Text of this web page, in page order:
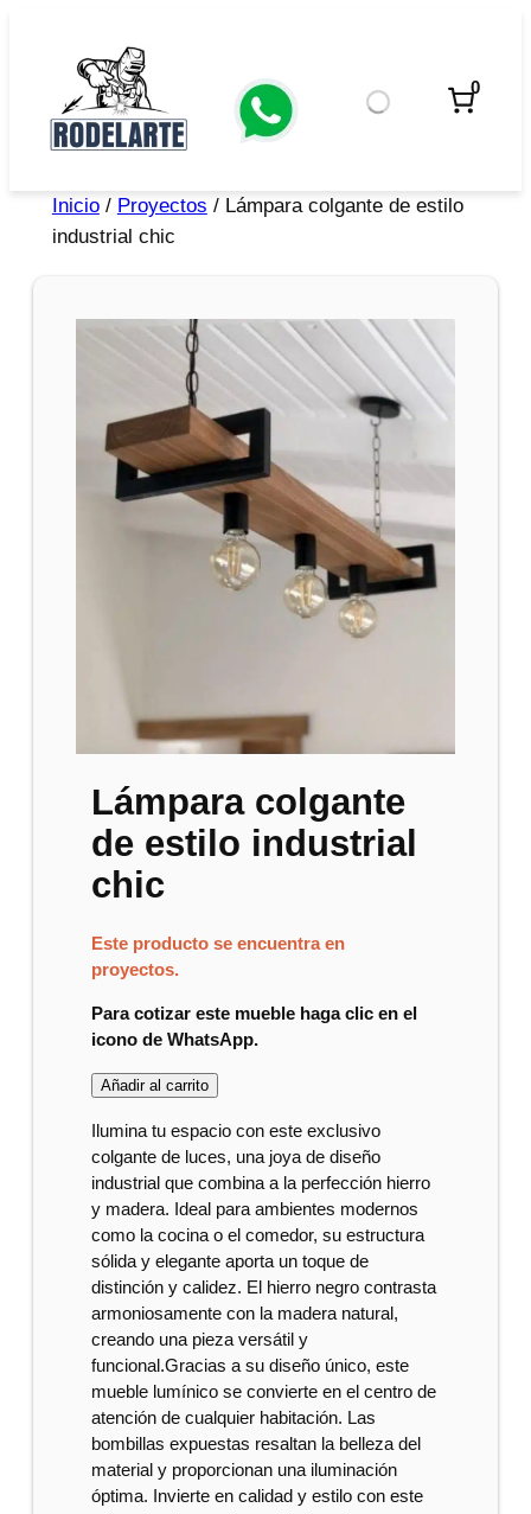
0
Inicio/ Proyectos / Lámpara colgante de estilo
industrial chic
Lámpara colgante
de estilo industrial
chic
Este producto se encuentra en
proyectos.
Para cotizar este mueble haga clic en el
icono de WhatsApp.
Añadir al carrito
Ilumina tu espacio con este exclusivo
colgante de luces, una joya de diseño
industrial que combina a la perfección hierro
y madera. Ideal para ambientes modernos
como la cocina o el comedor, su estructura
sólida y elegante aporta un toque de
distinción y calidez. El hierro negro contrasta
armoniosamente con la madera natural,
creando una pieza versátil y
funcional.Gracias a su diseño único, este
mueble lumínico se convierte en el centro de
atención de cualquier habitación. Las
bombillas expuestas resaltan la belleza del
material y proporcionan una iluminación
óptima. Invierte en calidad y estilo con este